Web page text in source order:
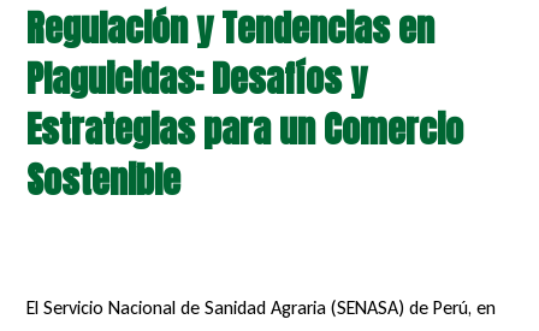
Regulación y Tendencias en
Plaguicidas: Desafíos y
Estrategias para un Comercio
Sostenible
El Servicio Nacional de Sanidad Agraria (SENASA) de Perú, en